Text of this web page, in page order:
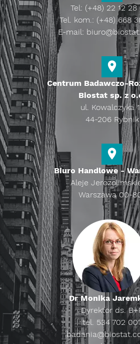
Tel: (+48) 22 12 28
Tel. kom.: (+48) 668
E-mail:
Centrum Badawczo-
Biostat sp. z
ul. Kowalczyka
44-206 Rybnik
Biuro Handlowe -
Aleje
Warszawa 00-
Dr Monika
Dyrektor ds.
tel. 534 702